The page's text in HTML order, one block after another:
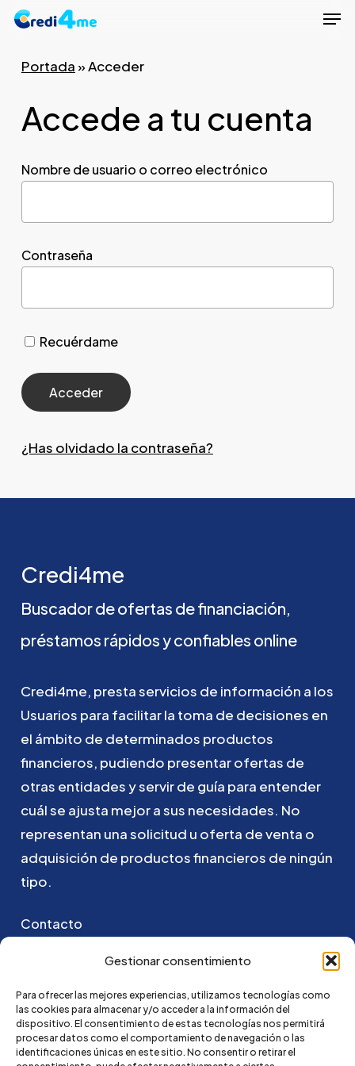
Gestionar consentimiento
Para ofrecer las mejores experiencias, utilizamos tecnologías como
las cookies para almacenar y/o acceder a la información del
dispositivo. El consentimiento de estas tecnologías nos permitirá
procesar datos como el comportamiento de navegación o las
identificaciones únicas en este sitio. No consentir o retirar el
Skip
mainPortada»Acceder
Accede a tu cuenta
Nombre de usuario o correo electrónico
Contraseña
Recuérdame
¿Has olvidado la contraseña?
Credi4me
Buscadordeofertas definanciación,
préstamos rápidosyconfiables online
Credi4me, prestaservicios de información a los
Usuarios para facilitarla toma de decisiones en
el ámbito de determinados productos
financieros, pudiendo presentarofertas de
otras entidadesyservirde guía para entender
cuálse ajusta mejorasus necesidades. No
representan unasolicitud u oferta deventa o
adquisición de productosfinancieros de ningún
tipo.
Contacto
Puedes ponerte en contacto con nosotros
go@credi4me.com